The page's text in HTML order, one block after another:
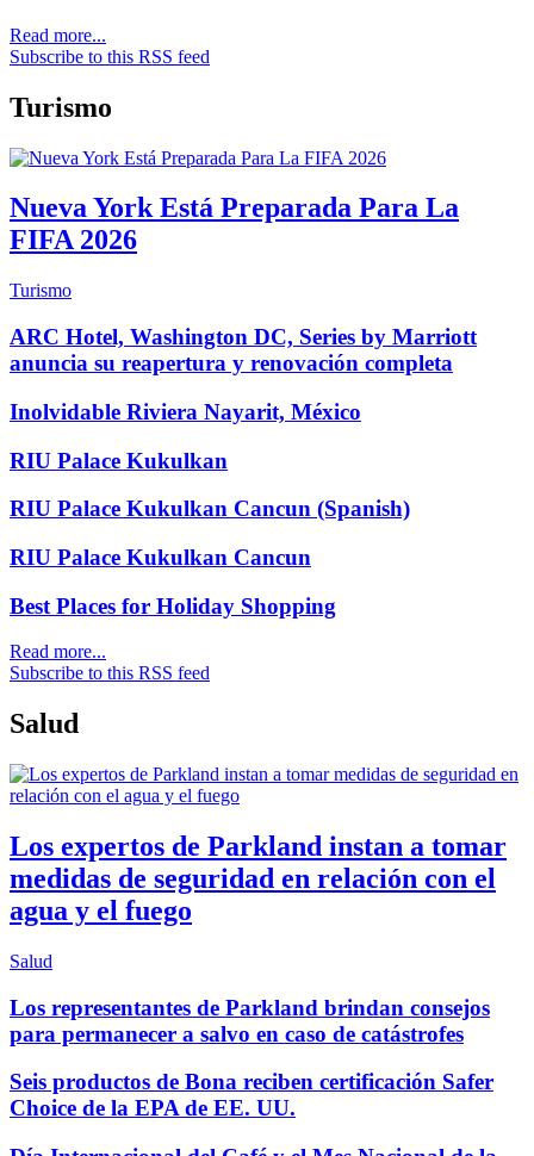
Read more...
Subscribe to this RSS feed
Turismo
Nueva York Está Preparada Para La
FIFA 2026
Turismo
ARC Hotel, Washington DC, Series by Marriott
anuncia su reapertura y renovación completa
Inolvidable Riviera Nayarit, México
RIU Palace Kukulkan
RIU Palace Kukulkan Cancun (Spanish)
RIU Palace Kukulkan Cancun
Best Places for Holiday Shopping
Read more...
Subscribe to this RSS feed
Salud
Los expertos de Parkland instan a tomar
medidas de seguridad en relación con el
agua y el fuego
Salud
Los representantes de Parkland brindan consejos
para permanecer a salvo en caso de catástrofes
Seis productos de Bona reciben certificación Safer
Choice de la EPA de EE. UU.